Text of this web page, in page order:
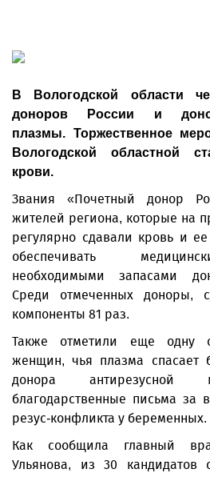
В Вологодской области
доноров России и
плазмы. Торжественное
Вологодской областной
крови.
Звания «Почетный донор
жителей региона, которые на
регулярно сдавали кровь и
обеспечивать
необходимыми запасами
Среди отмеченных доноры,
компоненты 81 раз.
Также отметили еще одну
женщин, чья плазма спасает
донора антирезусной
благодарственные письма за
резус-конфликта у беременных.
Как сообщила главный
Ульянова, из 30 кандидатов